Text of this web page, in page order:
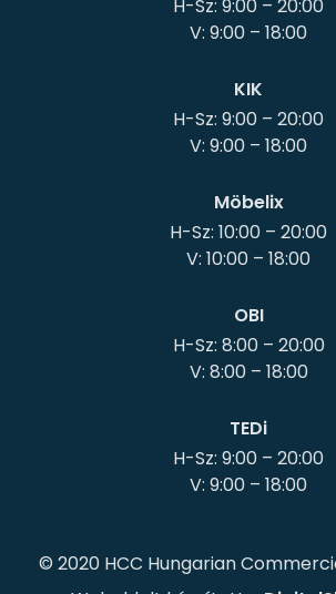
H-Sz: 9:00 – 20:00
KIK
H-Sz: 9:00 – 20:00
Möbelix
H-Sz: 10:00 – 20:00
OBI
H-Sz: 8:00 – 20:00
V: 8:00 – 18:00
TEDi
H-Sz: 9:00 – 20:00
© 2020 HCC Hungarian